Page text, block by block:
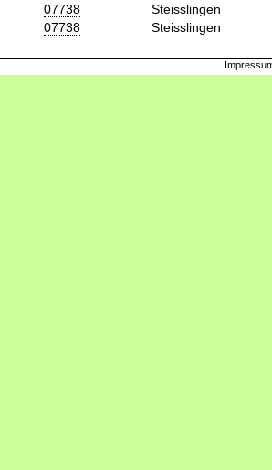
07738
Steisslingen
07738
Steisslingen